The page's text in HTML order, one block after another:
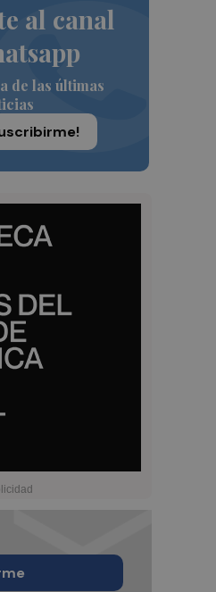
al canal
de las últimas